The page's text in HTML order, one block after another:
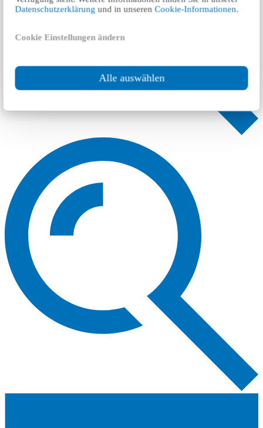
Datenschutzerklärung und in unserenCookie-Informationen.
Cookie Einstellungen ändern
Alle auswählen